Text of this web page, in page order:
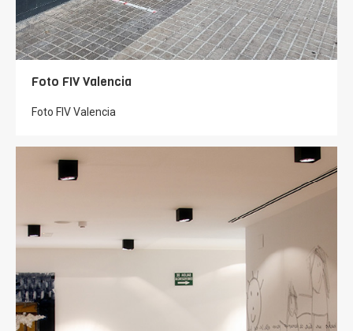
Foto FIV Valencia
Foto FIV Valencia